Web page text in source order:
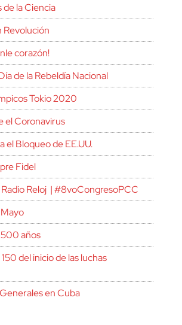
la Ciencia
corazón!
de la Rebeldía Nacional
Tokio 2020
el Coronavirus
el Bloqueo de EE.UU.
Fidel
Radio Reloj | #8voCongresoPCC
500 años
del inicio de las luchas
en Cuba